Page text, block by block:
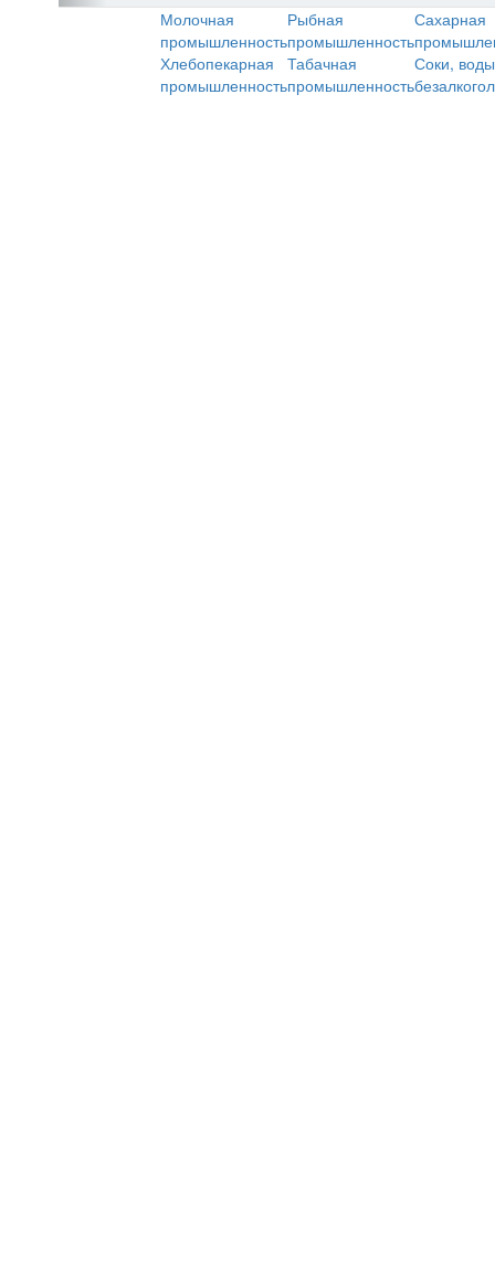
Молочная
промышленность
Рыбная
промышленность
Сахарная
Хлебопекарная
промышленность
Табачная
промышленность
Соки,